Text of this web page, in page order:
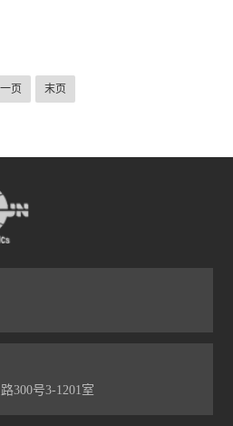
一页 末页
300号3-1201室